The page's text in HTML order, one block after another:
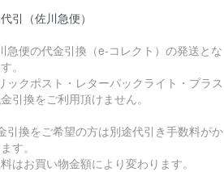
引（佐川急便）
急便の代金引換（e-コレクト）の発送とな
。
ックポスト・レターパックライト・プラス
引換をご利用頂けません。
引換をご希望の方は別途代引き手数料がか
す。
はお買い物金額により変わります。